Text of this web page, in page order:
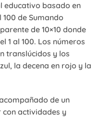
educativo basado en
de Sumando
de 10×10 donde
1 al 100. Los números
translúcidos y los
la decena en rojo y la
de un
actividades y